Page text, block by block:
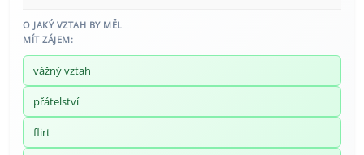
O JAKÝ VZTAH BY MĚL
MÍT ZÁJEM:
vážný vztah
přátelství
flirt